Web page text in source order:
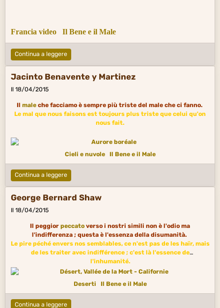
Francia video Il Bene e il Male
Continua a leggere
Jacinto Benavente y Martinez
Il 18/04/2015
Il maleche facciamo è sempre più triste del male che ci fanno.
Le mal que nous faisons est toujours plus triste que celui qu'on
nous fait.
Cieli e nuvole Il Bene e il Male
Continua a leggere
George Bernard Shaw
Il 18/04/2015
Il peggior peccato verso i nostri simili non è l'odio ma
l'indifferenza ; questa è l'essenza della disumanità.
Le pire péché envers nos semblables, ce n'est pas de les haïr, mais
de les traiter avec indifférence ; c'est là l'essence de
l'inhumanité.
Deserti Il Bene e il Male
Continua a leggere